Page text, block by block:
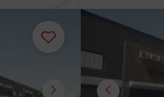
Ajouter